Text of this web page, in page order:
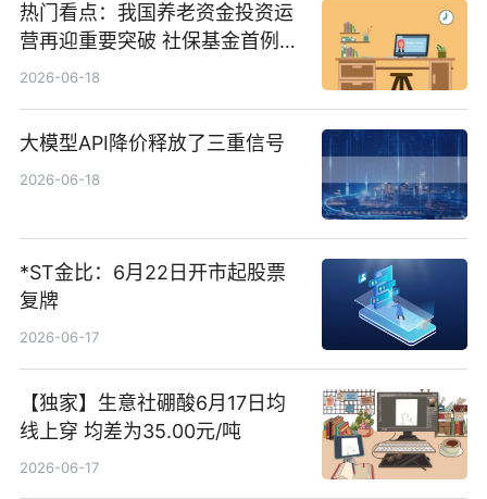
热门看点：我国养老资金投资运
营再迎重要突破 社保基金首例期
货账户完成开立
2026-06-18
大模型API降价释放了三重信号
2026-06-18
*ST金比：6月22日开市起股票
复牌
2026-06-17
【独家】生意社硼酸6月17日均
线上穿 均差为35.00元/吨
2026-06-17